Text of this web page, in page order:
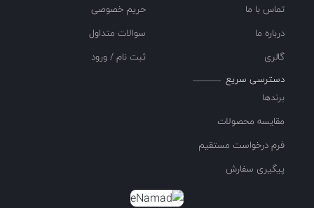
تماس با ما
درباره ما
گالری
حریم خصوصی
سوالات متداول
ثبت نام / ورود
دسترسی سریع
برندها
مقایسه محصولات
فرم درخواست مستقیم
پیگیری سفارش